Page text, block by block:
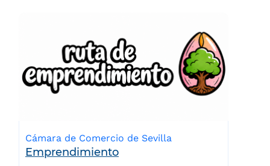
Cámara de Comercio de Sevilla
Emprendimiento